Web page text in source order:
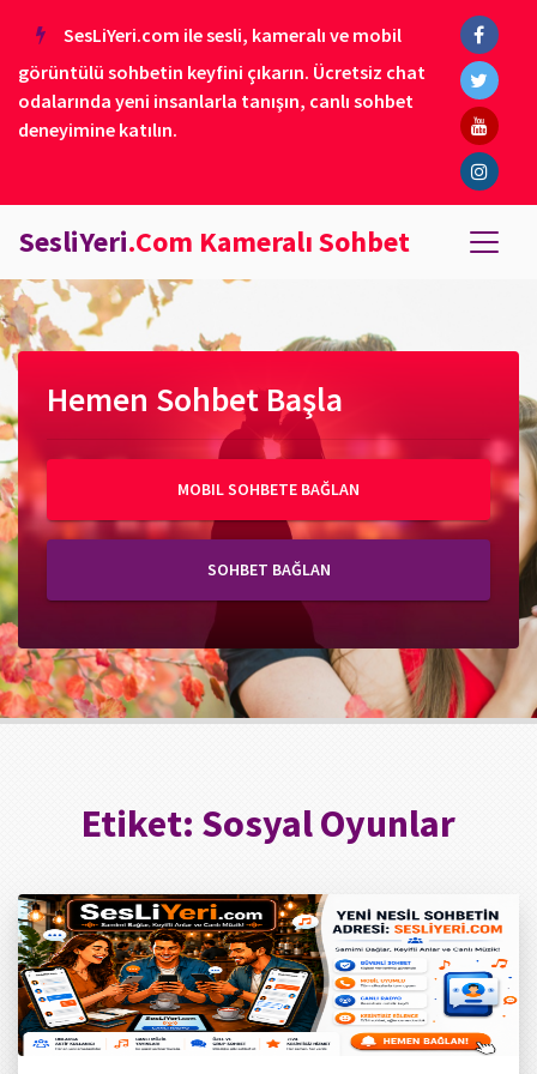
SesLiYeri.com ile sesli, kameralı ve mobil
görüntülü sohbetin keyfini çıkarın. Ücretsiz chat
odalarında yeni insanlarla tanışın, canlı sohbet
deneyimine katılın.
SesliYeri.Com Kameralı Sohbet
Hemen Sohbet Başla
MOBIL SOHBETE BAĞLAN
SOHBET BAĞLAN
Etiket: Sosyal Oyunlar